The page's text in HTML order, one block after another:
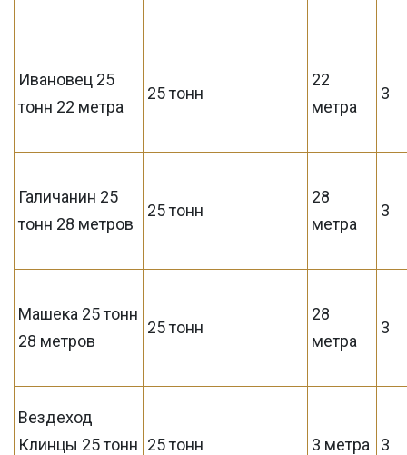
Ивановец 25
тонн 22 метра
25 тонн
22
метра
3
Галичанин 25
тонн 28 метров
25 тонн
28
метра
3
Машека 25 тонн
28 метров
25 тонн
28
метра
3
Вездеход
Клинцы 25 тонн 25 тонн 3 метра 3